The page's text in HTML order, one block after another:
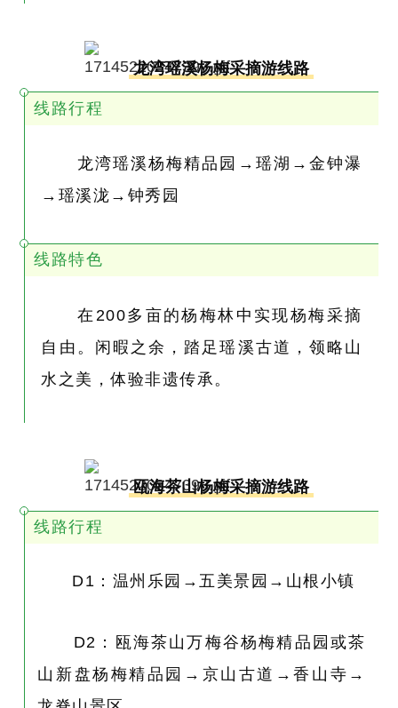
龙湾瑶溪杨梅采摘游线路
线路行程
龙湾瑶溪杨梅精品园→瑶湖→金钟瀑
→瑶溪泷→钟秀园
线路特色
在200多亩的杨梅林中实现杨梅采摘
自由。闲暇之余，踏足瑶溪古道，领略山
水之美，体验非遗传承。
瓯海茶山杨梅采摘游线路
线路行程
D1：温州乐园→五美景园→山根小镇
D2：瓯海茶山万梅谷杨梅精品园或茶
山新盘杨梅精品园→京山古道→香山寺→